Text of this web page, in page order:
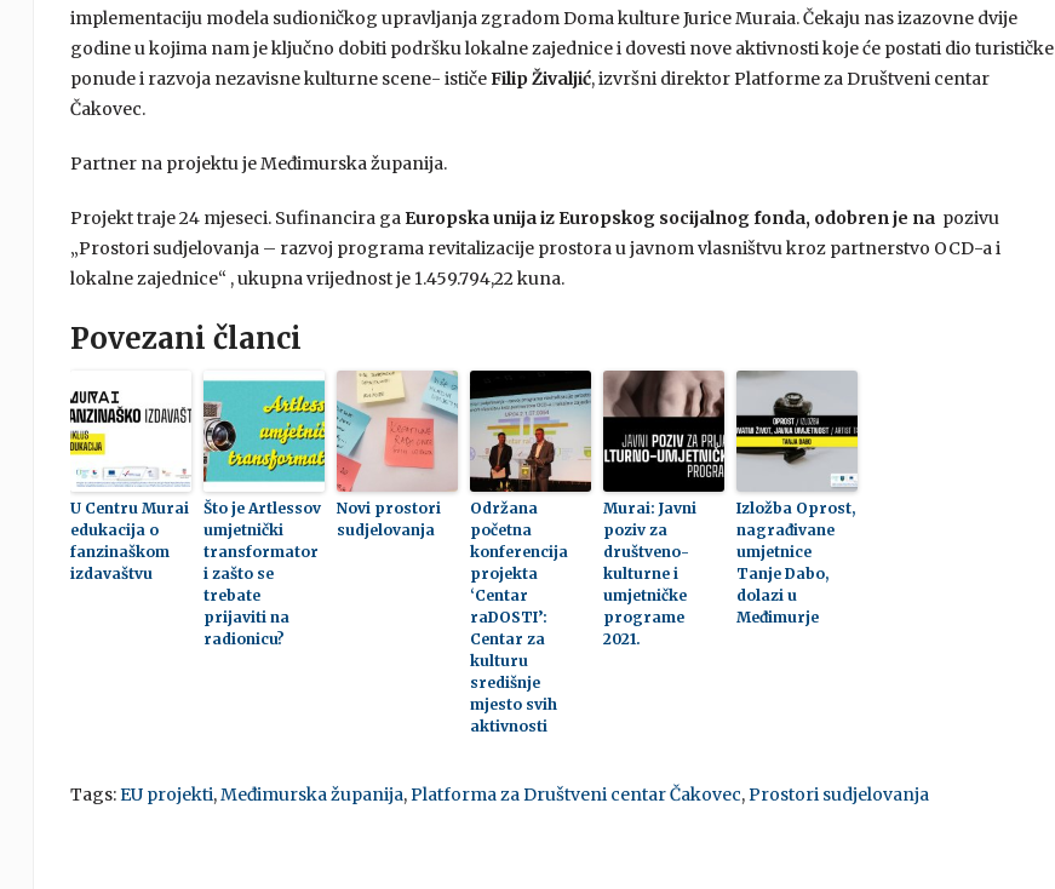
implementaciju modela sudioničkog upravljanja zgradom Doma kulture Jurice Muraia. Čekaju nas izazovne dvije
godine u kojima nam je ključno dobiti podršku lokalne zajednice i dovesti nove aktivnosti koje će postati dio turističke
ponude i razvoja nezavisne kulturne scene- ističeFilip Živaljić, izvršni direktor Platforme za Društveni centar
Čakovec.
Partner na projektu je Međimurska županija.
Projekt traje 24 mjeseci. Sufinancira ga Europska unija iz Europskog socijalnog fonda, odobren je na pozivu
„Prostori sudjelovanja – razvoj programa revitalizacije prostora u javnom vlasništvu kroz partnerstvo OCD-a i
lokalne zajednice“ , ukupna vrijednost je 1.459.794,22 kuna.
Povezani članci
U Centru Murai
edukacija o
fanzinaškom
izdavaštvu
Što je Artlessov
umjetnički
transformator
i zašto se
trebate
prijaviti na
radionicu?
Novi prostori
sudjelovanja
Održana
početna
konferencija
projekta
‘Centar
raDOSTI’:
Centar za
kulturu
središnje
mjesto svih
aktivnosti
Murai: Javni
poziv za
društveno-
kulturne i
umjetničke
programe
2021.
Izložba Oprost,
nagrađivane
umjetnice
Tanje Dabo,
dolazi u
Međimurje
Tags:EU projekti,Međimurska županija,Platforma za Društveni centar Čakovec,Prostori sudjelovanja